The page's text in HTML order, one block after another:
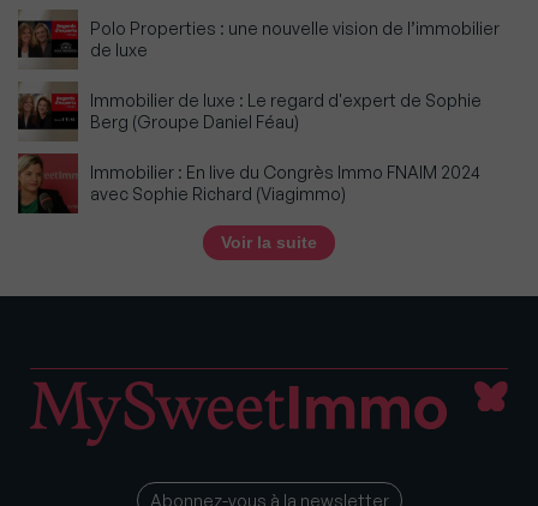
Polo Properties : une nouvelle vision de l’immobilier
de luxe
Immobilier de luxe : Le regard d'expert de Sophie
Berg (Groupe Daniel Féau)
Immobilier : En live du Congrès Immo FNAIM 2024
avec Sophie Richard (Viagimmo)
Voir la suite
Abonnez-vous à la newsletter